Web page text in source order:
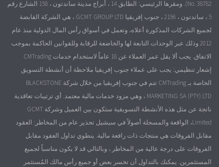
No. 38782). ومقرها الرئيسي: الطابق 14 ، أبراج مدينة ساندتون ، 158 الشارع رقم
5 ، ساندتون ، 2196 ، جنوب إفريقيا GCMT GROUP LTD ، هي الشركة القابضة
لجميع الشركات المذكورة أعلاه، وتعمل في أسواق رأس المال الدولية منذ عام
2012 وذلك عبر الوحدات التابعة لها والخاضعة للرقابة وللقوانين الحاكمة بموجب
الاتفاق. يجب ألا يقل عمر العملاء عن 18 عاماً لاستخدام خدمات CMTrading
إشعار تنظيمي: يجب على عملاء جنوب إفريقيا ملاحظة أن أنشطة التسويق
الخاصة بـ CMTrading تتم في جنوب إفريقيا من خلال شركة BLACKSTONE
MARKETING SA (PTY) LTD ، وهي مزود خدمات مالية معتمد. أي ترتيبات تعاقدية
ناتجة عن مثل هذه الأنشطة التسويقية ستكون بين العميل وشركة GCMT
Limited، الواقعة والمسجلة أصولاً في سيشيل تحذير عام من المخاطر: العقود
مقابل الفروقات هي منتجات ذات رافعة مالية. ينطوي تداول العقود مقابل
الفروقات على درجة عالية من المخاطر ، وبالتالي قد لا يكون مناسباً لجميع
المستثمرين. يمكنك بالتداول أن تخسر بعض أو جميع رأس مالك المُستثمر